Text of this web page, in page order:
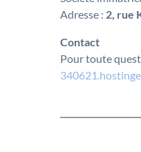
Adresse : 2, rue
Contact
Pour toute